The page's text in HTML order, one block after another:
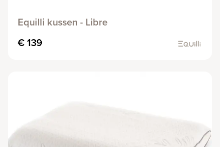
Equilli kussen - Libre
€ 139